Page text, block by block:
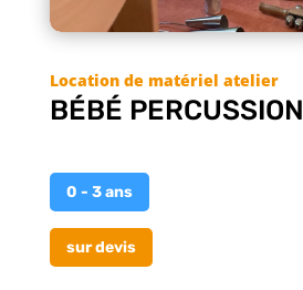
BÉBÉ PERCUSSION
0 - 3 ans
sur devis